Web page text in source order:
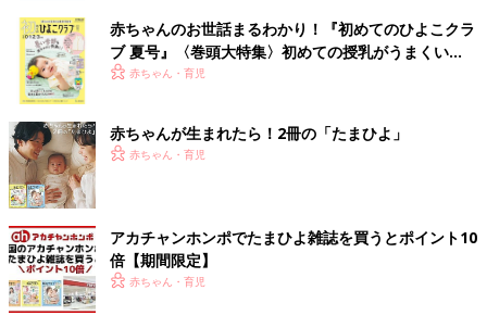
赤ちゃんのお世話まるわかり！『初めてのひよこクラ
ブ 夏号』〈巻頭大特集〉初めての授乳がうまくい
く！ おっぱい・ミルクの基本と夏のトラブル 解決テ
赤ちゃん・育児
赤ちゃんが生まれたら！2冊の「たまひよ」
赤ちゃん・育児
アカチャンホンポでたまひよ雑誌を買うとポイント10
倍【期間限定】
赤ちゃん・育児